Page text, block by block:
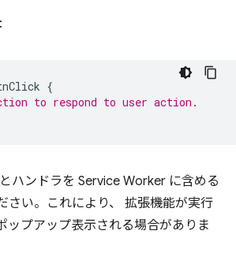
{
to respond to user action.
ハンドラを Service Worker に含める
さい。これにより、 拡張機能が実行
ップアップ表示される場合がありま